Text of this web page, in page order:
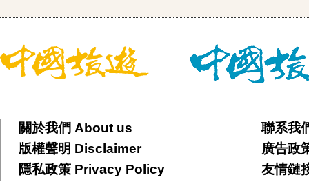
關於我們 About us
版權聲明 Disclaimer
隱私政策 Privacy Policy
聯系我
廣告政
友情鏈